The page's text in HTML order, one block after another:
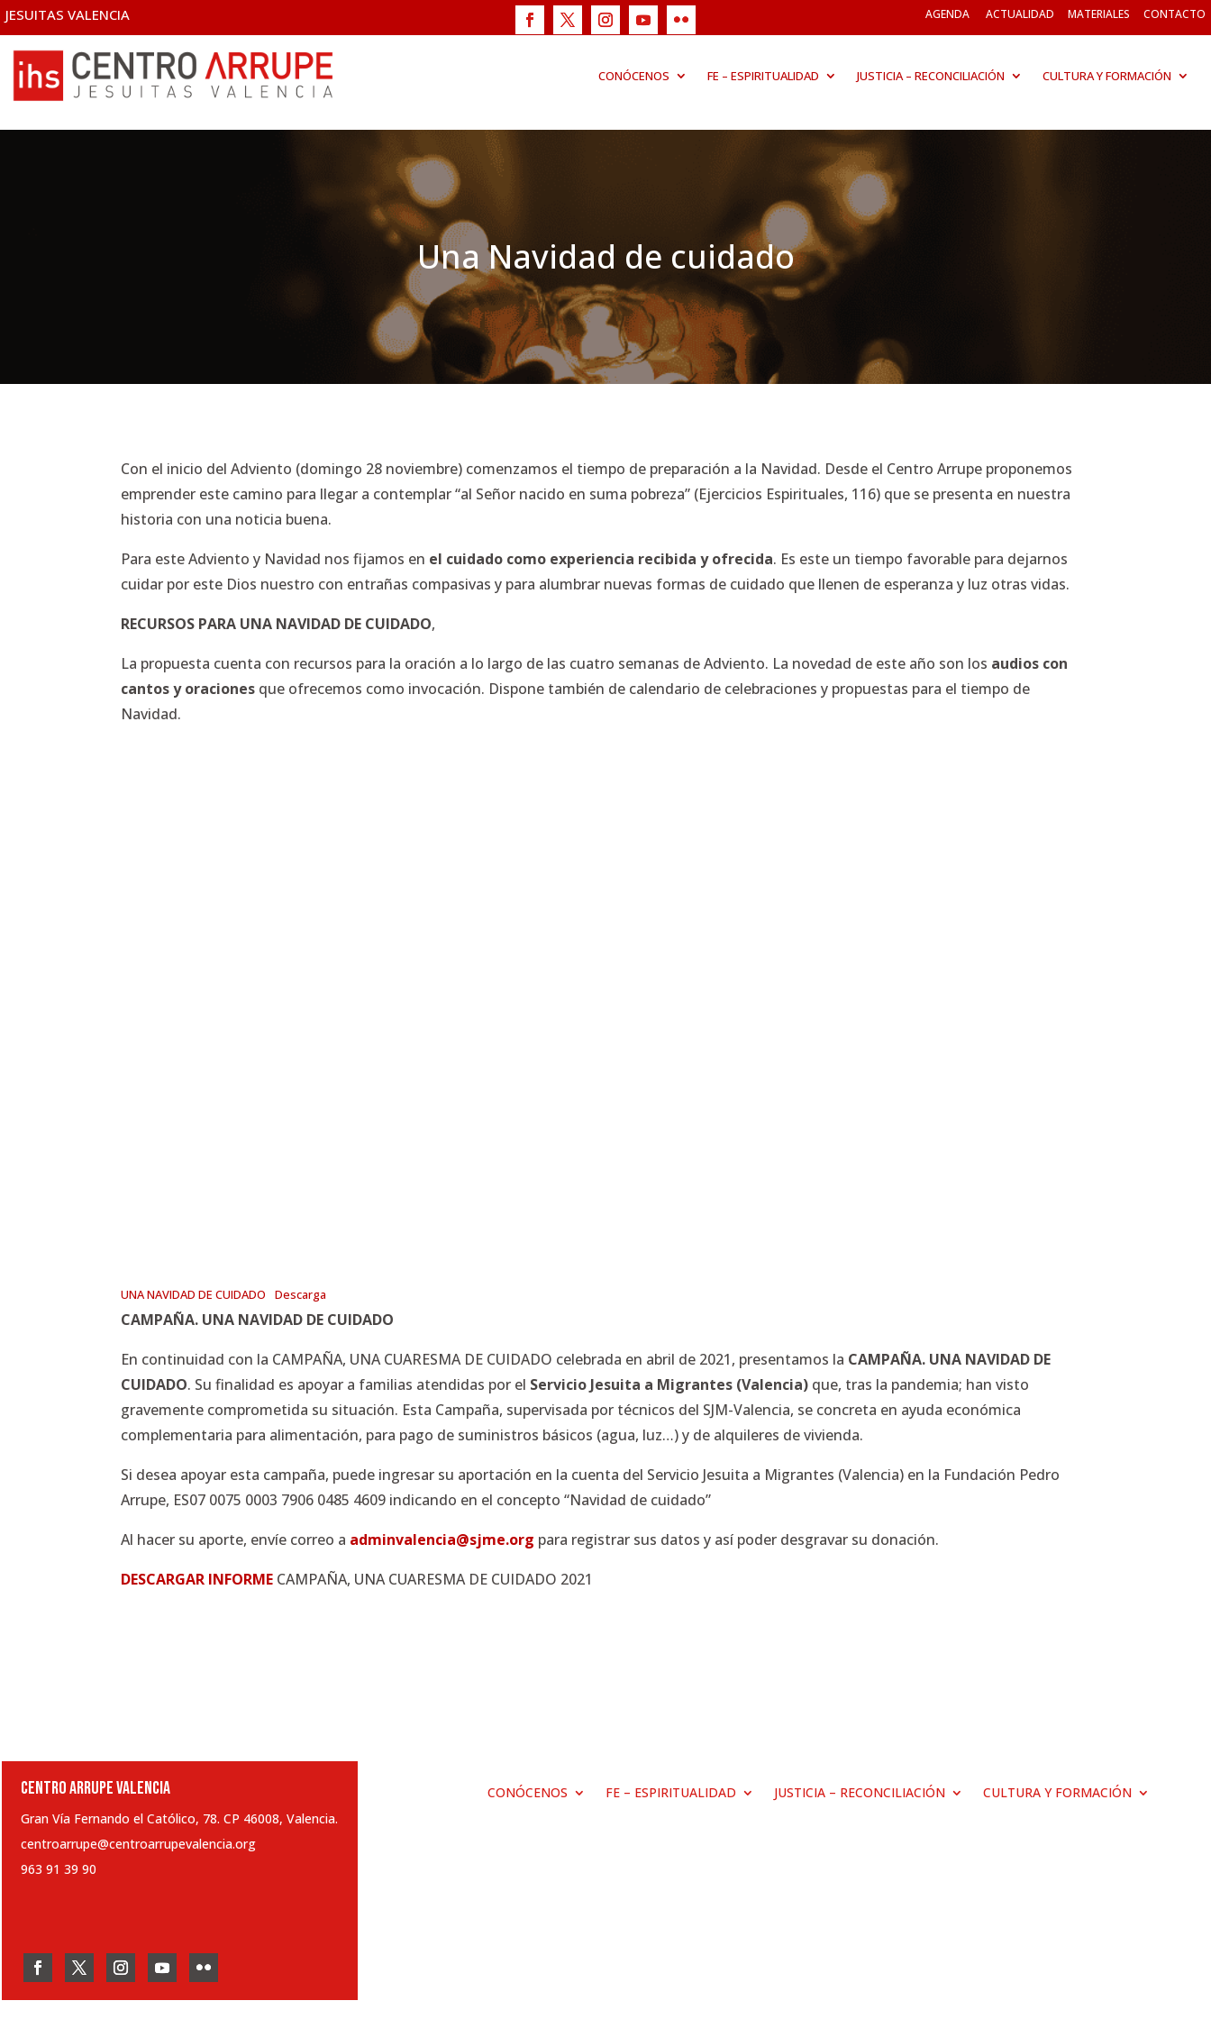
JESUITAS VALENCIA AGENDA ACTUALIDAD MATERIALES CONTACTO
CONÓCENOS FE – ESPIRITUALIDAD JUSTICIA – RECONCILIACIÓN CULTURA Y FORMACIÓN
Una Navidad de cuidado
Con el inicio del Adviento (domingo 28 noviembre) comenzamos el tiempo de preparación a la Navidad. Desde el Centro Arrupe proponemos
emprender este camino para llegar a contemplar “al Señor nacido en suma pobreza” (Ejercicios Espirituales, 116) que se presenta en nuestra
historia con una noticia buena.
Para este Adviento y Navidad nos fijamos en el cuidado como experiencia recibida y ofrecida. Es este un tiempo favorable para dejarnos
cuidar por este Dios nuestro con entrañas compasivas y para alumbrar nuevas formas de cuidado que llenen de esperanza y luz otras vidas.
RECURSOS PARA UNA NAVIDAD DE CUIDADO,
La propuesta cuenta con recursos para la oración a lo largo de las cuatro semanas de Adviento. La novedad de este año son los audios con
cantos y oraciones que ofrecemos como invocación. Dispone también de calendario de celebraciones y propuestas para el tiempo de
Navidad.
UNA NAVIDAD DE CUIDADO Descarga
CAMPAÑA. UNA NAVIDAD DE CUIDADO
En continuidad con la CAMPAÑA, UNA CUARESMA DE CUIDADO celebrada en abril de 2021, presentamos la CAMPAÑA. UNA NAVIDAD DE
CUIDADO. Su finalidad es apoyar a familias atendidas por el Servicio Jesuita a Migrantes (Valencia) que, tras la pandemia; han visto
gravemente comprometida su situación. Esta Campaña, supervisada por técnicos del SJM-Valencia, se concreta en ayuda económica
complementaria para alimentación, para pago de suministros básicos (agua, luz…) y de alquileres de vivienda.
Si desea apoyar esta campaña, puede ingresar su aportación en la cuenta del Servicio Jesuita a Migrantes (Valencia) en la Fundación Pedro
Arrupe, ES07 0075 0003 7906 0485 4609 indicando en el concepto “Navidad de cuidado”
Al hacer su aporte, envíe correo a adminvalencia@sjme.org para registrar sus datos y así poder desgravar su donación.
DESCARGAR INFORME CAMPAÑA, UNA CUARESMA DE CUIDADO 2021
CENTRO ARRUPE VALENCIA
Gran Vía Fernando el Católico, 78. CP 46008, Valencia.
centroarrupe@centroarrupevalencia.org
963 91 39 90
CONÓCENOS FE – ESPIRITUALIDAD JUSTICIA – RECONCILIACIÓN CULTURA Y FORMACIÓN